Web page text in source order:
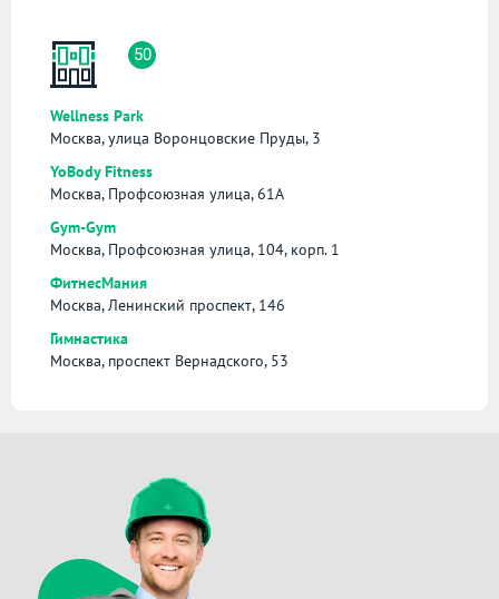
50
Wellness Park
Москва, улица Воронцовские Пруды, 3
YoBody Fitness
Москва, Профсоюзная улица, 61А
Gym-Gym
Москва, Профсоюзная улица, 104, корп. 1
ФитнесМания
Москва, Ленинский проспект, 146
Гимнастика
Москва, проспект Вернадского, 53